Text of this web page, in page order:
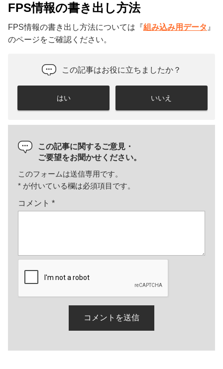
FPS情報の書き出し方法
FPS情報の書き出し方法については『組み込み用データ 』
のページをご確認ください。
この記事はお役に立ちましたか？
はい いいえ
この記事に関するご意見・
ご要望をお聞かせください。
このフォームは送信専用です。
* が付いている欄は必須項目です。
コメント *